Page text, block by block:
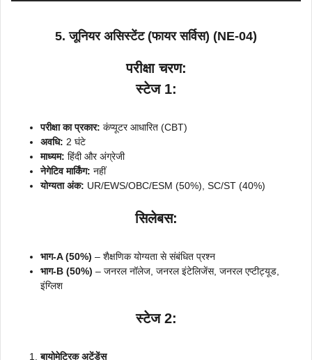
5. जूनियर असिस्टेंट (फायर सर्विस) (NE-04)
परीक्षा चरण:
स्टेज 1:
परीक्षा का प्रकार: कंप्यूटर आधारित (CBT)
अवधि: 2 घंटे
माध्यम: हिंदी और अंग्रेजी
नेगेटिव मार्किंग: नहीं
योग्यता अंक: UR/EWS/OBC/ESM (50%), SC/ST (40%)
सिलेबस:
भाग-A (50%) – शैक्षणिक योग्यता से संबंधित प्रश्न
भाग-B (50%) – जनरल नॉलेज, जनरल इंटेलिजेंस, जनरल एप्टीट्यूड,
इंग्लिश
स्टेज 2:
बायोमेट्रिक अटेंडेंस